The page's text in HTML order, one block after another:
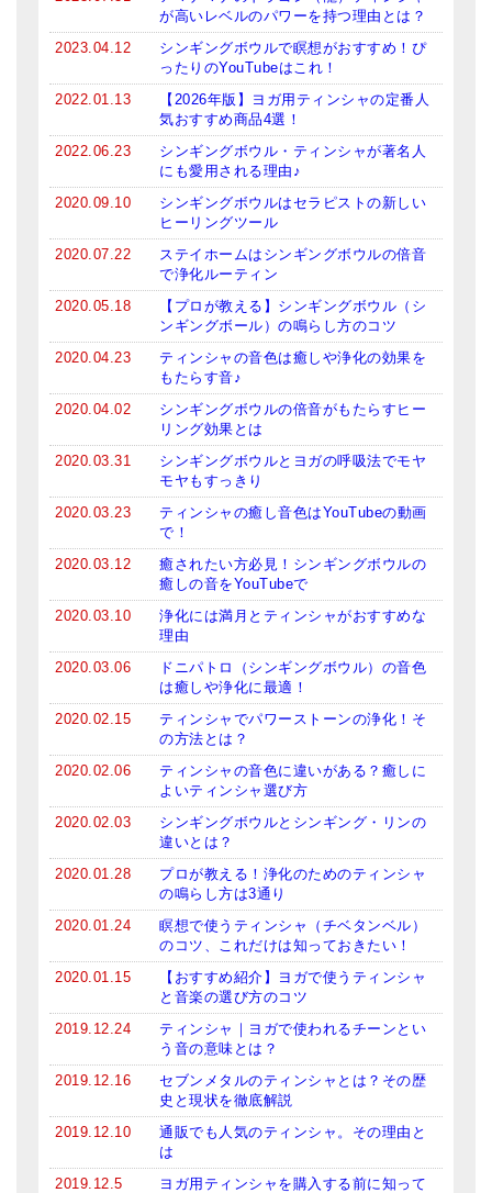
が高いレベルのパワーを持つ理由とは？
2023.04.12
シンギングボウルで瞑想がおすすめ！ぴ
ったりのYouTubeはこれ！
2022.01.13
【2026年版】ヨガ用ティンシャの定番人
気おすすめ商品4選！
2022.06.23
シンギングボウル・ティンシャが著名人
にも愛用される理由♪
2020.09.10
シンギングボウルはセラピストの新しい
ヒーリングツール
2020.07.22
ステイホームはシンギングボウルの倍音
で浄化ルーティン
2020.05.18
【プロが教える】シンギングボウル（シ
ンギングボール）の鳴らし方のコツ
2020.04.23
ティンシャの音色は癒しや浄化の効果を
もたらす音♪
2020.04.02
シンギングボウルの倍音がもたらすヒー
リング効果とは
2020.03.31
シンギングボウルとヨガの呼吸法でモヤ
モヤもすっきり
2020.03.23
ティンシャの癒し音色はYouTubeの動画
で！
2020.03.12
癒されたい方必見！シンギングボウルの
癒しの音をYouTubeで
2020.03.10
浄化には満月とティンシャがおすすめな
理由
2020.03.06
ドニパトロ（シンギングボウル）の音色
は癒しや浄化に最適！
2020.02.15
ティンシャでパワーストーンの浄化！そ
の方法とは？
2020.02.06
ティンシャの音色に違いがある？癒しに
よいティンシャ選び方
2020.02.03
シンギングボウルとシンギング・リンの
違いとは？
2020.01.28
プロが教える！浄化のためのティンシャ
の鳴らし方は3通り
2020.01.24
瞑想で使うティンシャ（チベタンベル）
のコツ、これだけは知っておきたい！
2020.01.15
【おすすめ紹介】ヨガで使うティンシャ
と音楽の選び方のコツ
2019.12.24
ティンシャ｜ヨガで使われるチーンとい
う音の意味とは？
2019.12.16
セブンメタルのティンシャとは？その歴
史と現状を徹底解説
2019.12.10
通販でも人気のティンシャ。その理由と
は
2019.12.5
ヨガ用ティンシャを購入する前に知って